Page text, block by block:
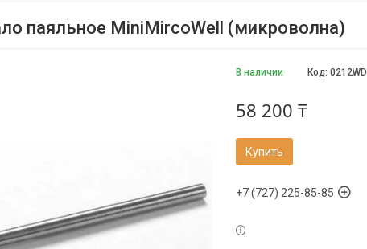
паяльное MiniMircoWell (микроволна)
В наличии Код: 0212WD
58 200 ₸
Купить
+7 (727) 225-85-85